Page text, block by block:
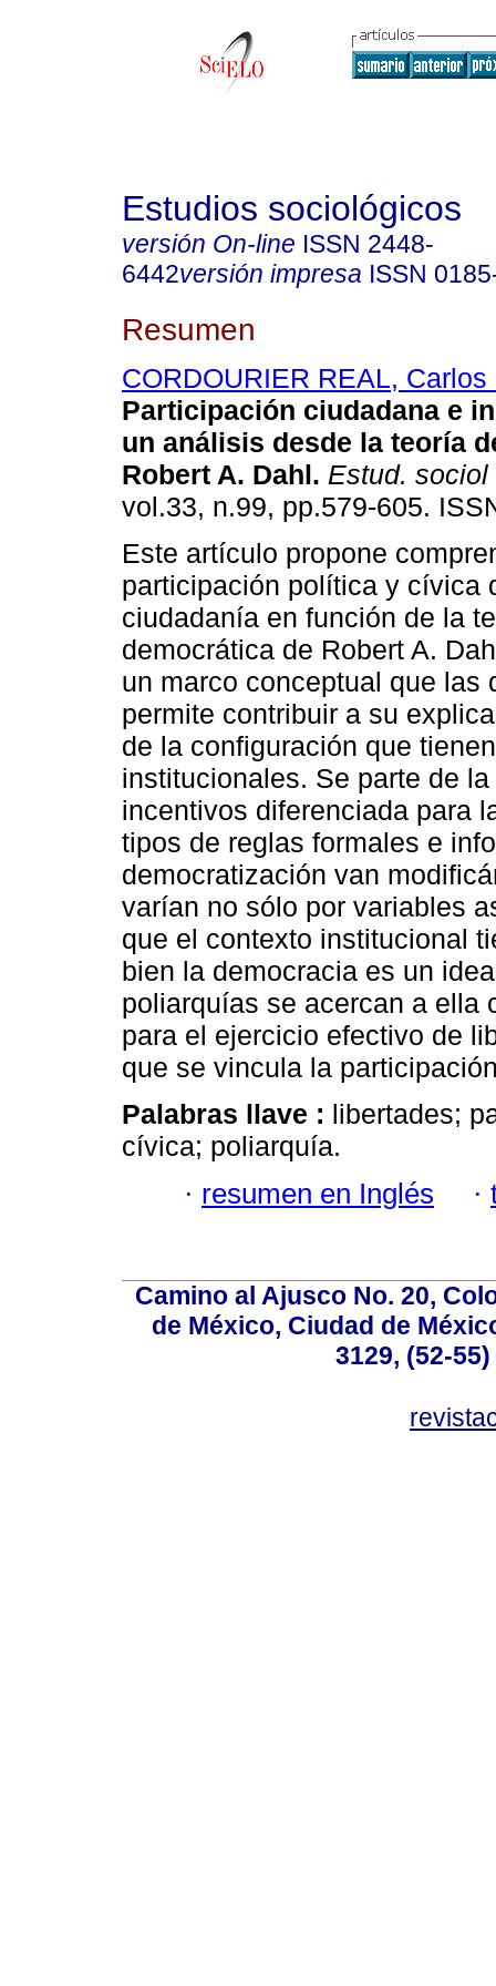
Estudios sociológicos
versión On-line ISSN 2448-
6442versión impresa ISSN
Resumen
CORDOURIER REAL, Carlos
Participación ciudadana e
un análisis desde la teoría
Robert A. Dahl. Estud. sociol
vol.33, n.99, pp.579-605.
Este artículo propone
participación política y cívica
ciudadanía en función de la
democrática de Robert A.
un marco conceptual que las
permite contribuir a su
de la configuración que
institucionales. Se parte de
incentivos diferenciada para
tipos de reglas formales e
democratización van
varían no sólo por variables
que el contexto institucional
bien la democracia es un
poliarquías se acercan a ella
para el ejercicio efectivo de
que se vincula la
Palabras llave : libertades;
cívica; poliarquía.
· resumen en Inglés ·
Camino al Ajusco No. 20,
de México, Ciudad de
3129, (52-